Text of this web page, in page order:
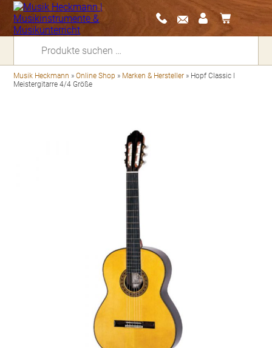
Musik Heckmann »Online Shop » Marken & Hersteller » Hopf Classic I
Meistergitarre 4/4 Größe